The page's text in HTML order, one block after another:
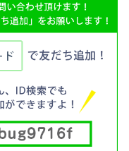
にあるキュア
足の痛みの
ための予防と
いことですが